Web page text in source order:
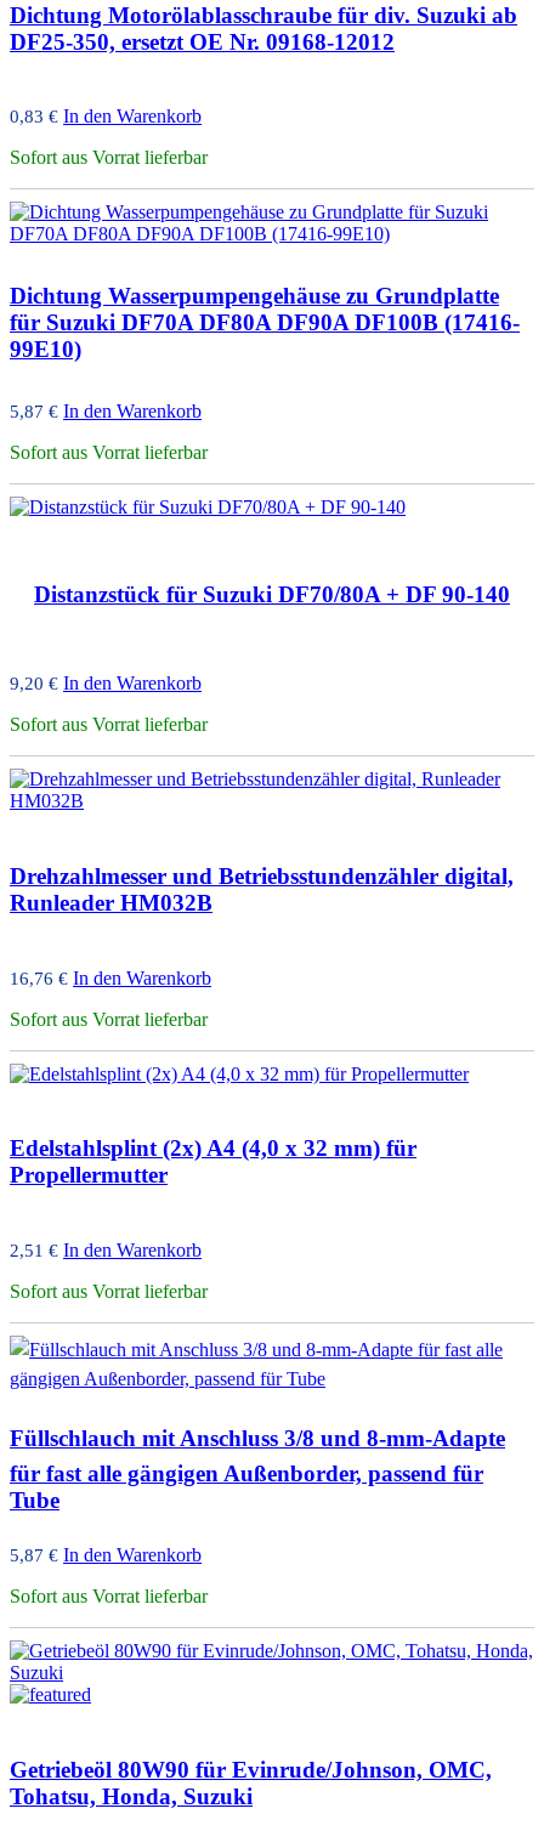
Dichtung Motorölablasschraube für div. Suzuki ab
DF25-350, ersetzt OE Nr. 09168-12012
0,83 € In den Warenkorb
Sofort aus Vorrat lieferbar
Dichtung Wasserpumpengehäuse zu Grundplatte
für Suzuki DF70A DF80A DF90A DF100B (17416-
99E10)
5,87 € In den Warenkorb
Sofort aus Vorrat lieferbar
Distanzstück für Suzuki DF70/80A + DF 90-140
9,20 € In den Warenkorb
Sofort aus Vorrat lieferbar
Drehzahlmesser und Betriebsstundenzähler digital,
Runleader HM032B
16,76 € In den Warenkorb
Sofort aus Vorrat lieferbar
Edelstahlsplint (2x) A4 (4,0 x 32 mm) für
Propellermutter
2,51 € In den Warenkorb
Sofort aus Vorrat lieferbar
Füllschlauch mit Anschluss 3/8 und 8-mm-Adapte
für fast alle gängigen Außenborder, passend für
Tube
5,87 € In den Warenkorb
Sofort aus Vorrat lieferbar
Getriebeöl 80W90 für Evinrude/Johnson, OMC,
Tohatsu, Honda, Suzuki